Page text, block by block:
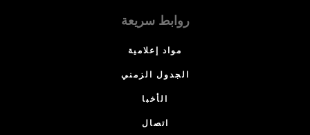
روابط سريعة
مواد إعلامية
الجدول الزمني
الأخبا
اتصال